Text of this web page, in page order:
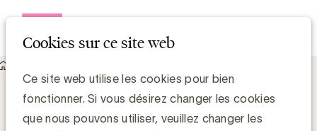
Cookies sur ce site web
Ce site web utilise les cookies pour bien
fonctionner. Si vous désirez changer les cookies
que nous pouvons utiliser, veuillez changer les
Les tendances en content marketing
Koen Denolf, Managing Partner The Fat Lady